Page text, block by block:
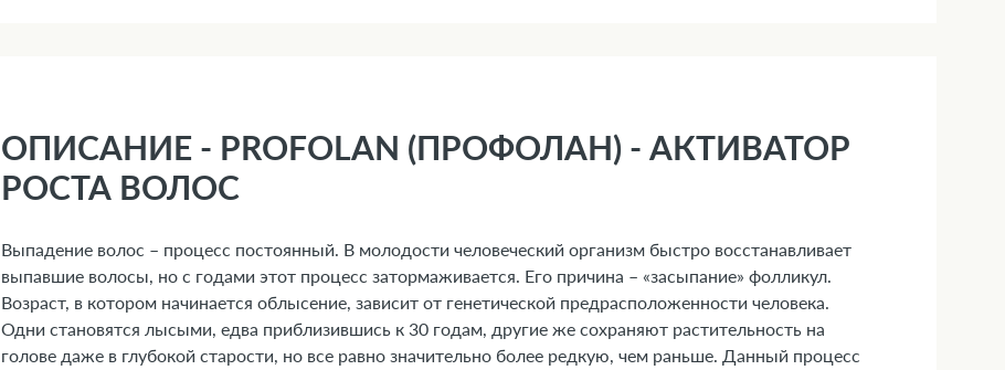
ОПИСАНИЕ - PROFOLAN (ПРОФОЛАН) - АКТИВАТОР
РОСТА ВОЛОС
Выпадение волос – процесс постоянный. В молодости человеческий организм быстро восстанавливает
выпавшие волосы, но с годами этот процесс затормаживается. Его причина – «засыпание» фолликул.
Возраст, в котором начинается облысение, зависит от генетической предрасположенности человека.
Одни становятся лысыми, едва приблизившись к 30 годам, другие же сохраняют растительность на
голове даже в глубокой старости, но все равно значительно более редкую, чем раньше. Данный процесс